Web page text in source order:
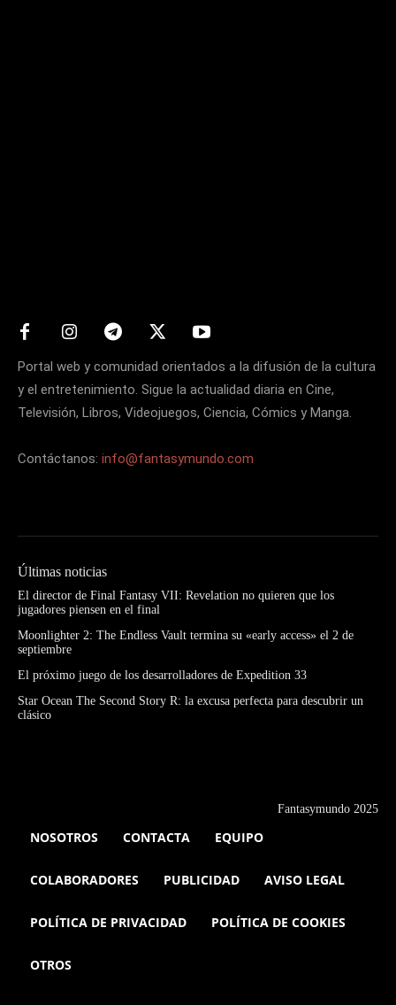
Portal web y comunidad orientados a la difusión de la cultura
y el entretenimiento. Sigue la actualidad diaria en Cine,
Televisión, Libros, Videojuegos, Ciencia, Cómics y Manga.
Contáctanos: info@fantasymundo.com
Últimas noticias
El director de Final Fantasy VII: Revelation no quieren que los
jugadores piensen en el final
Moonlighter 2: The Endless Vault termina su «early access» el 2 de
septiembre
El próximo juego de los desarrolladores de Expedition 33
Star Ocean The Second Story R: la excusa perfecta para descubrir un
clásico
Fantasymundo 2025
NOSOTROS CONTACTA EQUIPO
COLABORADORES PUBLICIDAD AVISO LEGAL
POLÍTICA DE PRIVACIDAD POLÍTICA DE COOKIES
OTROS